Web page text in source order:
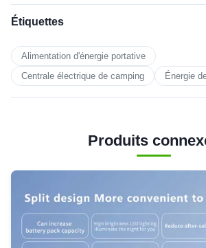
Étiquettes
Alimentation d'énergie portative
Centrale électrique de camping
Énergie
Produits